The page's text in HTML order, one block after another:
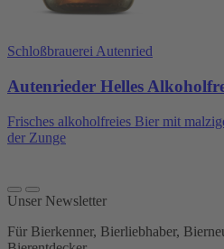
Schloßbrauerei Autenried
Autenrieder Helles
Frisches alkoholfreies Bier mit
der Zunge
Unser Newsletter
Für Bierkenner, Bierliebhaber,